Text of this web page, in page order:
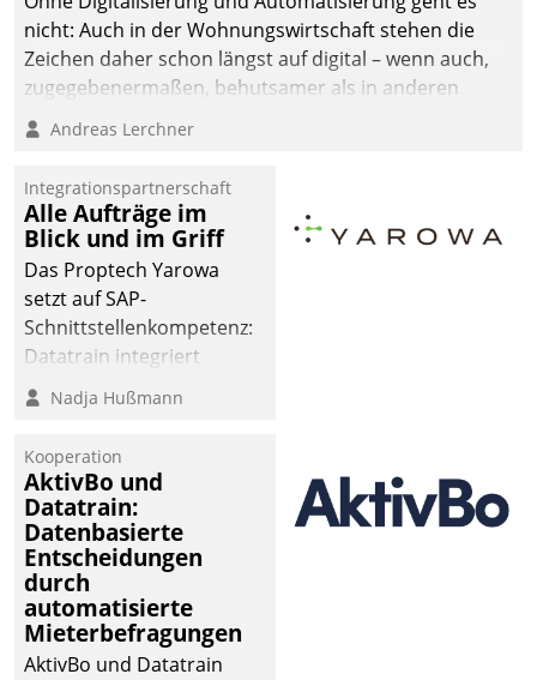
nicht: Auch in der Wohnungswirtschaft stehen die
Zeichen daher schon längst auf digital – wenn auch,
zugegebenermaßen, behutsamer als in anderen
Branchen.
Andreas Lerchner
Integrationspartnerschaft
Alle Aufträge im
Blick und im Griff
Das Proptech Yarowa
setzt auf SAP-
Schnittstellenkompetenz:
Datatrain integriert
Yarowas Portal zur
Vergabe und Verwaltung
operativen
Instandhaltung in die
SAP-Systemlandschaft
deutscher
Wohnungsunternehmen
– und beschleunigt damit
den Weg vom
Mieteranliegen zum
Nadja Hußmann
Kooperation
AktivBo und
Datatrain:
Datenbasierte
Entscheidungen
durch
automatisierte
Mieterbefragungen
AktivBo und Datatrain